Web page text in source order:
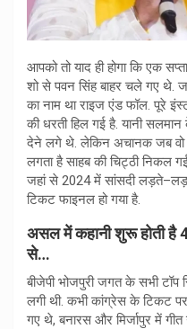
आपको तो याद ही होगा कि एक
शो से पवन सिंह बाहर चले गए थे.
का नाम था राइज एंड फॉल. पूरे
की धरती हिल गई है. यानी सलमान
देने लगे थे. लेकिन अचानक जब वो
लगता है साहब की चिट्ठी निकल
जहां से 2024 में सांसदी
टिकट फाइनल हो गया है.
असल में कहानी शुरू होती है
से…
बीजेपी भोजपुरी जगत के सभी
लगी थी. कभी कांग्रेस के टिकट
गए थे, बनारस और मिर्जापुर में गीत